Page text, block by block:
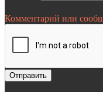
Комментарий или
Отправить